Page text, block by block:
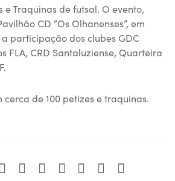
e Traquinas de futsal. O evento,
CD “Os Olhanenses”, em
participação dos clubes GDC
FLA, CRD Santaluziense, Quarteira
de 100 petizes e traquinas.